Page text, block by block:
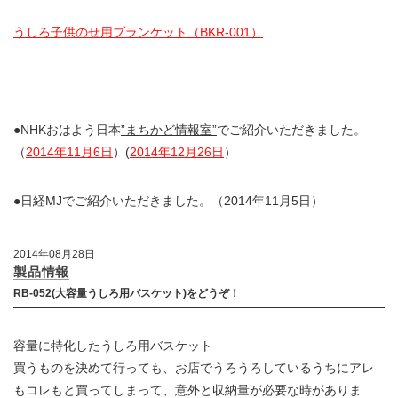
うしろ子供のせ用ブランケット（BKR-001）
●NHKおはよう日本”まちかど情報室”でご紹介いただきました。
（2014年11月6日 ）(2014年12月26日 ）
●日経MJでご紹介いただきました。（2014年11月5日）
2014年08月28日
製品情報
RB-052(大容量うしろ用バスケット)をどうぞ！
容量に特化したうしろ用バスケット
買うものを決めて行っても、お店でうろうろしているうちにアレ
もコレもと買ってしまって、意外と収納量が必要な時がありま